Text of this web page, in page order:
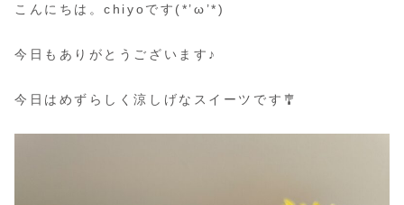
こんにちは。chiyoです(*’ω’*)
今日もありがとうございます♪
今日はめずらしく涼しげなスイーツです🎐